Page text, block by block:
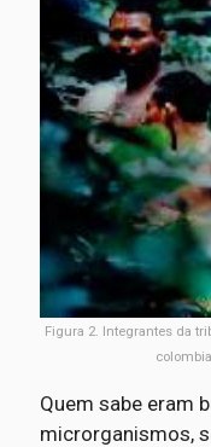
Figura 2. Integrantes da
Quem sabe eram
microrganismos,